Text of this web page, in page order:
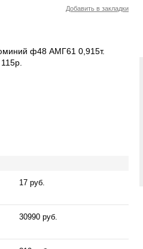
Добавить в закладки
ф48 АМГ61 0,915т.
17 руб.
30990 руб.